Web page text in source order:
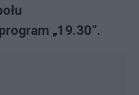
„19.30”.